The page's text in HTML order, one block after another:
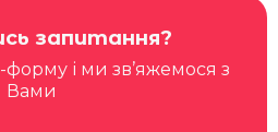
запитання?
форму і ми зв’яжемося з
Вами